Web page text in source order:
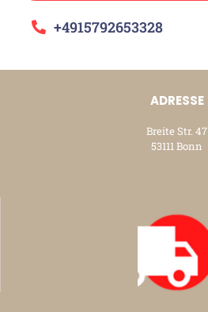
+4915792653328
ADRESSE
Breite Str. 47
53111 Bonn